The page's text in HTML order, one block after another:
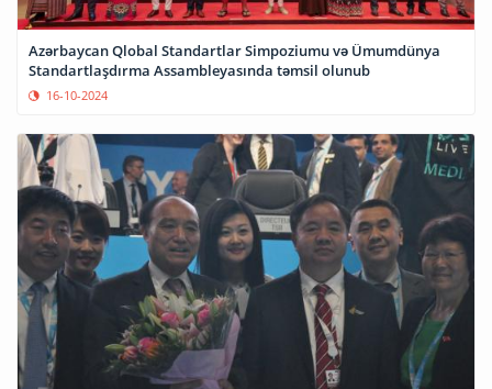
Azərbaycan Qlobal Standartlar Simpoziumu və Ümumdünya
Standartlaşdırma Assambleyasında təmsil olunub
16-10-2024